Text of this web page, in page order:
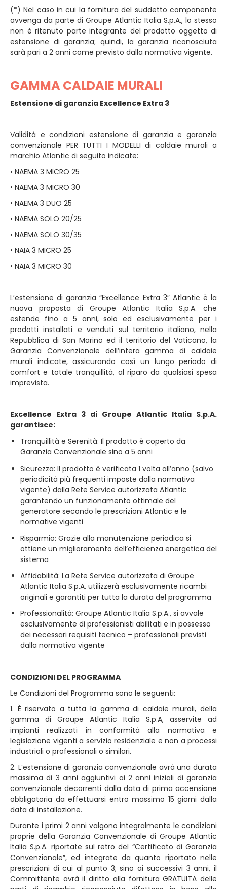
(*) Nel caso in cui la fornitura del suddetto componente
avvenga da parte di Groupe Atlantic Italia S.p.A., lo stesso
non è ritenuto parte integrante del prodotto oggetto di
estensione di garanzia; quindi, la garanzia riconosciuta
sarà pari a 2 anni come previsto dalla normativa vigente.
GAMMA CALDAIE MURALI
Estensione di garanzia Excellence Extra 3
Validità e condizioni estensione di garanzia e garanzia
convenzionale PER TUTTI I MODELLI di caldaie murali a
marchio Atlantic di seguito indicate:
• NAEMA 3 MICRO 25
• NAEMA 3 MICRO 30
• NAEMA 3 DUO 25
• NAEMA SOLO 20/25
• NAEMA SOLO 30/35
• NAIA 3 MICRO 25
• NAIA 3 MICRO 30
L’estensione di garanzia “Excellence Extra 3” Atlantic è la
nuova proposta di Groupe Atlantic Italia S.p.A. che
estende fino a 5 anni, solo ed esclusivamente per i
prodotti installati e venduti sul territorio italiano, nella
Repubblica di San Marino ed il territorio del Vaticano, la
Garanzia Convenzionale dell’intera gamma di caldaie
murali indicate, assicurando così un lungo periodo di
comfort e totale tranquillità, al riparo da qualsiasi spesa
imprevista.
Excellence Extra 3 di Groupe Atlantic Italia S.p.A.
garantisce:
Tranquillità e Serenità: Il prodotto è coperto da
Garanzia Convenzionale sino a 5 anni
Sicurezza: Il prodotto è verificata 1 volta all’anno (salvo
periodicità più frequenti imposte dalla normativa
vigente) dalla Rete Service autorizzata Atlantic
garantendo un funzionamento ottimale del
generatore secondo le prescrizioni Atlantic e le
normative vigenti
Risparmio: Grazie alla manutenzione periodica si
ottiene un miglioramento dell’efficienza energetica del
sistema
Affidabilità: La Rete Service autorizzata di Groupe
Atlantic Italia S.p.A. utilizzerà esclusivamente ricambi
originali e garantiti per tutta la durata del programma
Professionalità: Groupe Atlantic Italia S.p.A., si avvale
esclusivamente di professionisti abilitati e in possesso
dei necessari requisiti tecnico – professionali previsti
dalla normativa vigente
CONDIZIONI DEL PROGRAMMA
Le Condizioni del Programma sono le seguenti:
1. È riservato a tutta la gamma di caldaie murali, della
gamma di Groupe Atlantic Italia S.p.A, asservite ad
impianti realizzati in conformità alla normativa e
legislazione vigenti a servizio residenziale e non a processi
industriali o professionali o similari.
2. L’estensione di garanzia convenzionale avrà una durata
massima di 3 anni aggiuntivi ai 2 anni iniziali di garanzia
convenzionale decorrenti dalla data di prima accensione
obbligatoria da effettuarsi entro massimo 15 giorni dalla
data di installazione.
Durante i primi 2 anni valgono integralmente le condizioni
proprie della Garanzia Convenzionale di Groupe Atlantic
Italia S.p.A. riportate sul retro del “Certificato di Garanzia
Convenzionale”, ed integrate da quanto riportato nelle
prescrizioni di cui al punto 3; sino ai successivi 3 anni, il
Committente avrà il diritto alla fornitura GRATUITA delle